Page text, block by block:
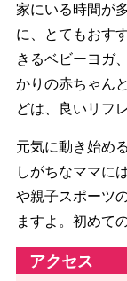
家にいる時間が
に、とてもおす
きるベビーヨガ
かりの赤ちゃん
どは、良いリフ
元気に動き始め
しがちなママに
や親子スポーツ
ますよ。初めて
アクセス